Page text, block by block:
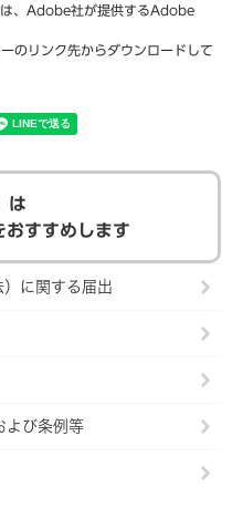
は、Adobe社が提供するAdobe
のリンク先からダウンロードして
は
おすすめします
に関する届出
よび条例等